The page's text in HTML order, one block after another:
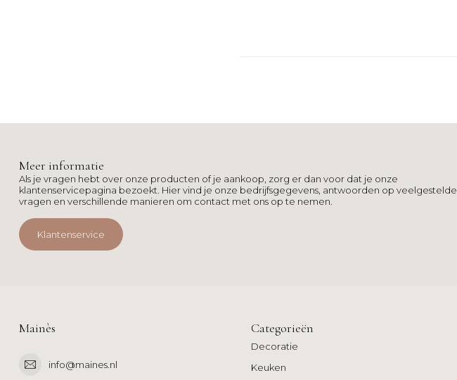
Meer informatie
Als je vragen hebt over onze producten of je aankoop, zorg er dan voor dat je onze
klantenservicepagina bezoekt. Hier vind je onze bedrijfsgegevens, antwoorden op veelgestelde
vragen en verschillende manieren om contact met ons op te nemen.
Klantenservice
Mainès
info@maines.nl
Categorieën
Decoratie
Keuken